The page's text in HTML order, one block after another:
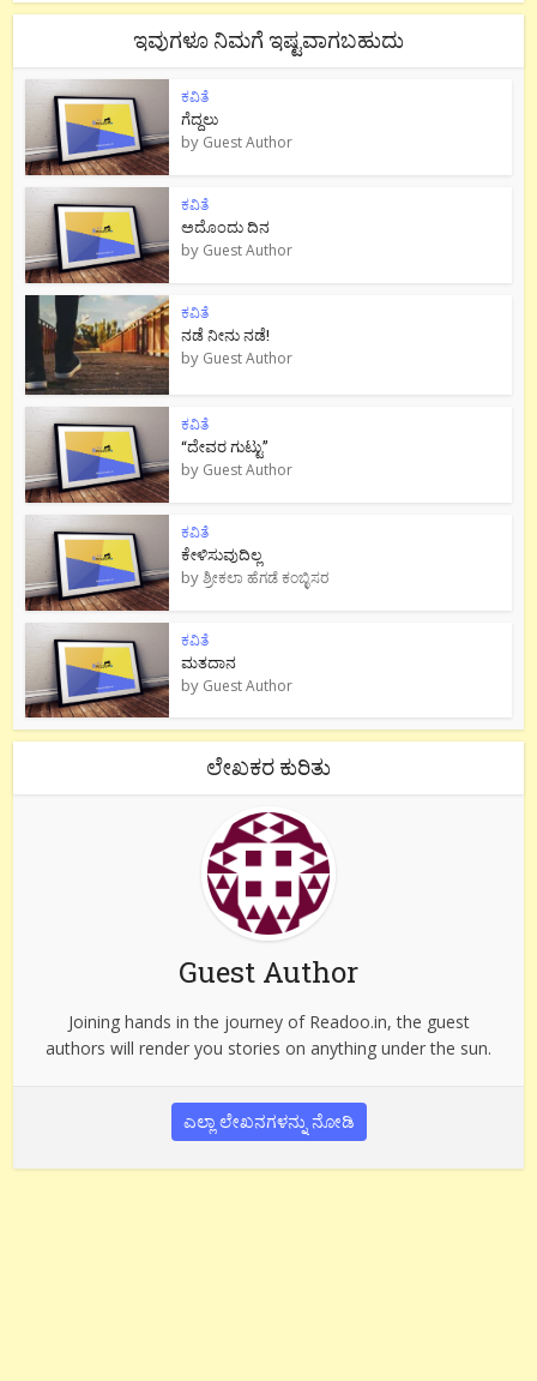
ಇವುಗಳೂ ನಿಮಗೆ ಇಷ್ಟವಾಗಬಹುದು
ಕವಿತೆ
ಗೆದ್ದಲು
by Guest Author
ಕವಿತೆ
ಅದೊಂದು ದಿನ
by Guest Author
ಕವಿತೆ
ನಡೆ ನೀನು‌ ನಡೆ!
by Guest Author
ಕವಿತೆ
“ದೇವರ ಗುಟ್ಟು”
by Guest Author
ಕವಿತೆ
ಕೇಳಿಸುವುದಿಲ್ಲ
byಶ್ರೀಕಲಾ ಹೆಗಡೆ ಕಂಬ್ಳಿಸರ
ಕವಿತೆ
ಮತದಾನ
by Guest Author
ಲೇಖಕರ ಕುರಿತು
Guest Author
Joining hands in the journey of Readoo.in, the guest
authors will render you stories on anything under the sun.
ಎಲ್ಲಾ ಲೇಖನಗಳನ್ನು ನೋಡಿ